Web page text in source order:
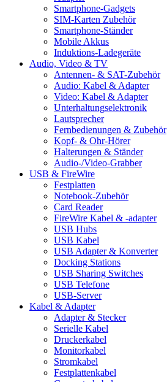
Smartphone-Gadgets
SIM-Karten Zubehör
Smartphone-Ständer
Mobile Akkus
Induktions-Ladegeräte
Audio, Video & TV
Antennen- & SAT-Zubehör
Audio: Kabel & Adapter
Video: Kabel & Adapter
Unterhaltungselektronik
Lautsprecher
Fernbedienungen & Zubehör
Kopf- & Ohr-Hörer
Halterungen & Ständer
Audio-/Video-Grabber
USB & FireWire
Festplatten
Notebook-Zubehör
Card Reader
FireWire Kabel & -adapter
USB Hubs
USB Kabel
USB Adapter & Konverter
Docking Stations
USB Sharing Switches
USB Telefone
USB-Server
Kabel & Adapter
Adapter & Stecker
Serielle Kabel
Druckerkabel
Monitorkabel
Stromkabel
Festplattenkabel